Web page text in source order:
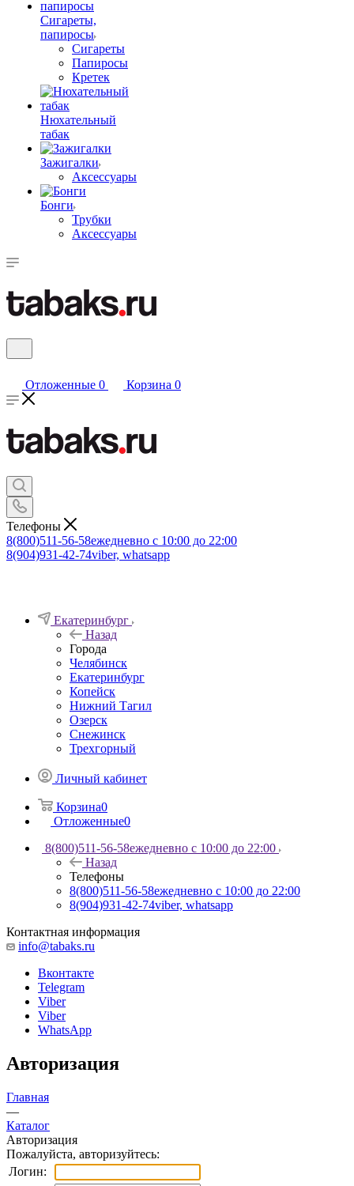
Сигареты,
папиросы
Сигареты
Папиросы
Кретек
Нюхательный
табак
Зажигалки
Аксессуары
Бонги
Трубки
Аксессуары
Отложенные 0 Корзина 0
Телефоны
8(800)511-56-58ежедневно с 10:00 до 22:00
8(904)931-42-74viber, whatsapp
Екатеринбург
Назад
Города
Челябинск
Екатеринбург
Копейск
Нижний Тагил
Озерск
Снежинск
Трехгорный
Личный кабинет
Корзина0
Отложенные0
8(800)511-56-58ежедневно с 10:00 до 22:00
Назад
Телефоны
8(800)511-56-58ежедневно с 10:00 до 22:00
8(904)931-42-74viber, whatsapp
Контактная информация
info@tabaks.ru
Вконтакте
Telegram
Viber
Viber
WhatsApp
Авторизация
Главная
—
Каталог
Авторизация
Пожалуйста, авторизуйтесь:
Логин: